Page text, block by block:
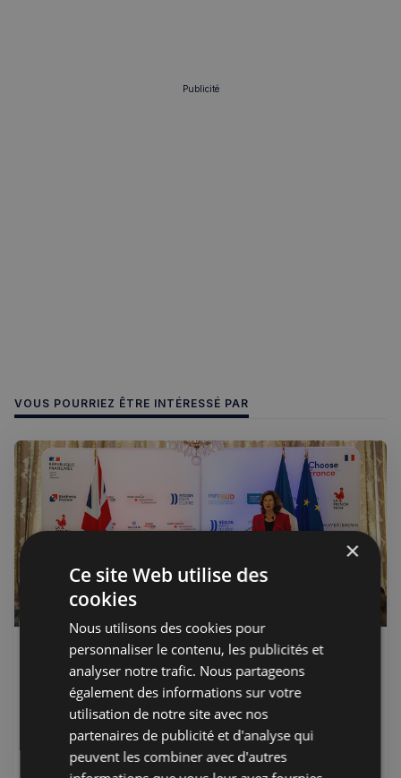
Publicité
VOUS POURRIEZ ÊTRE INTÉRESSÉ PAR
Jérémie Raude-Leroy 07 juil. 2026 Premium
Choose France UK : Business
France réunit 150 décideurs à
Londres pour vanter l'attractivité
française
Business France a réuni plus de 150 dirigeants et
×
Ce site Web utilise des
cookies
Nous utilisons des cookies pour
personnaliser le contenu, les publicités et
analyser notre trafic. Nous partageons
également des informations sur votre
utilisation de notre site avec nos
partenaires de publicité et d'analyse qui
peuvent les combiner avec d'autres